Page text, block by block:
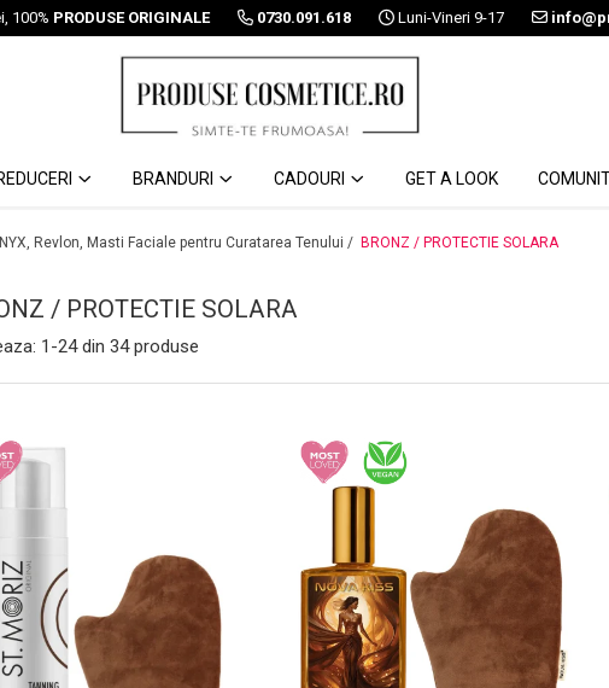
100% PRODUSE ORIGINALE 0730.091.618 Luni-Vineri 9-17
BRANDURI CADOURI GET A LOOK
Revlon, Masti Faciale pentru Curatarea Tenului / BRONZ / PROTECTIE SOLARA
/ PROTECTIE SOLARA
1-24din 34produse